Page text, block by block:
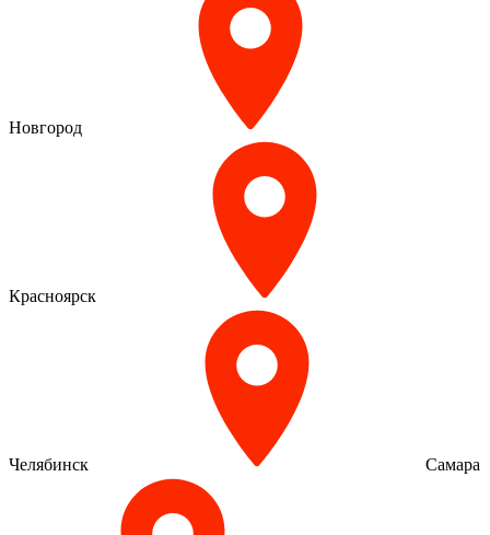
Новгород
Красноярск
Челябинск Самара